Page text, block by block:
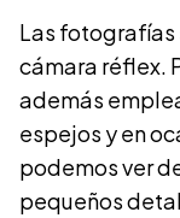
Las fotografías
cámara réflex.
además
espejos y en
podemos ver
pequeños